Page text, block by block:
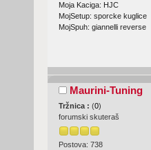
Moja Kaciga: HJC
MojSetup: sporcke kuglice
MojSpuh: giannelli reverse
Maurini-Tuning
Tržnica : (0)
forumski skuteraš
Postova: 738